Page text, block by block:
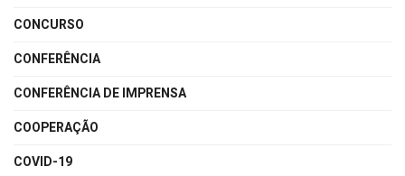
CONCURSO
CONFERÊNCIA
CONFERÊNCIA DE IMPRENSA
COOPERAÇÃO
COVID-19